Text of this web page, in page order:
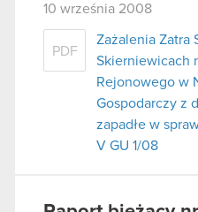
10 września 2008
PDF
Zażalenia Zatra
Skierniewicach
Rejonowego w
Gospodarczy z
zapadłe w
V GU 1/08